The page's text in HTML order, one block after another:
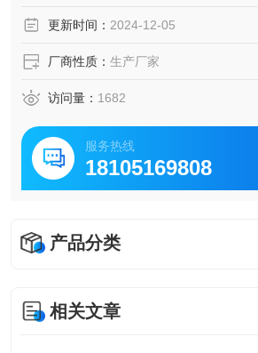
台账和企业日常进出车辆全覆盖管理，
3、自动识别区分环保监管车辆和企业日
生成移动源电子台账；单位 内部车辆
更新时间： 2024-12-05
厂商性质： 生产厂家
访问量： 1682
服务热线
18105169808
产品分类
相关文章